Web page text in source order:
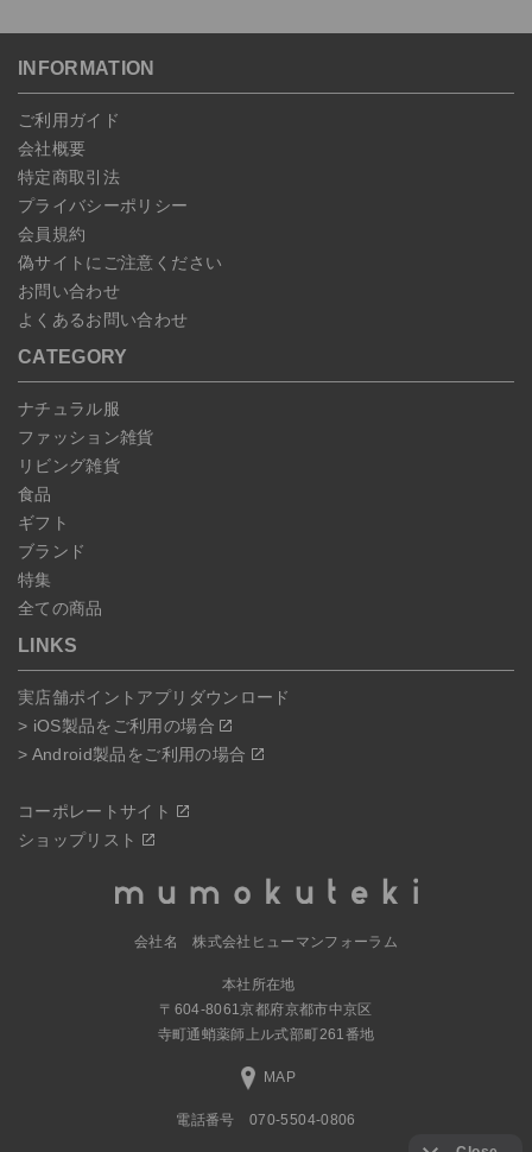
ンセルしていただいた後、ご希望の商品のみ再度ご注文お願いしま
予約商品など一部キャンセルが出来ない場合がございます。あらか
じめご了承ください。
こちらよりご依頼ください。
INFORMATION
ご利用ガイド
会社概要
特定商取引法
プライバシーポリシー
会員規約
偽サイトにご注意ください
お問い合わせ
よくあるお問い合わせ
CATEGORY
ナチュラル服
ファッション雑貨
リビング雑貨
食品
ギフト
ブランド
特集
全ての商品
LINKS
実店舗ポイントアプリダウンロード
> iOS製品をご利用の場合
> Android製品をご利用の場合
コーポレートサイト
ショップリスト
会社名 株式会社ヒューマンフォーラム
本社所在地
〒604-8061京都府京都市中京区
寺町通蛸薬師上ル式部町261番地
MAP
電話番号 070-5504-0806